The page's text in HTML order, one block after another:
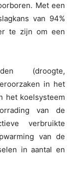
Met een
van 94%
te zijn om een
(droogte,
in het
het koelsysteem
van de
verbruikte
van de
in aantal en